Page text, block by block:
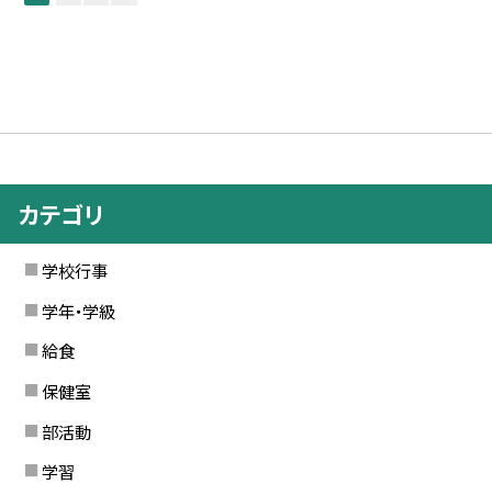
カテゴリ
学校行事
学年・学級
給食
保健室
部活動
学習